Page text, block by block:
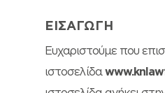
ΕΙΣΑΓΩΓΗ
Ευχαριστούμε που
ιστοσελίδα